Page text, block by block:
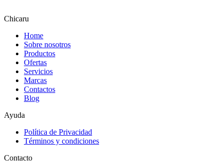
Chicaru
Home
Sobre nosotros
Productos
Ofertas
Servicios
Marcas
Contactos
Blog
Ayuda
Política de Privacidad
Términos y condiciones
Contacto